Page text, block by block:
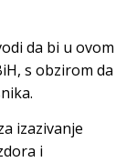
da bi u ovom
s obzirom da
izazivanje
i